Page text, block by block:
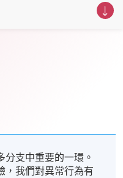
支中重要的一環。
，我們對異常行為有